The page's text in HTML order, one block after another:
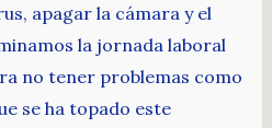
apagar la cámara y el
la jornada laboral
no tener problemas como
se ha topado este